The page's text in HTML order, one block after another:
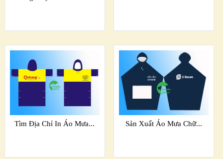
Tìm Địa Chỉ In Áo Mưa... Sản Xuất Áo Mưa Chữ...